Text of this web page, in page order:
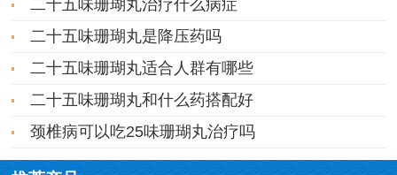
二十五味珊瑚丸治疗什么病症
二十五味珊瑚丸是降压药吗
二十五味珊瑚丸适合人群有哪些
二十五味珊瑚丸和什么药搭配好
颈椎病可以吃25味珊瑚丸治疗吗